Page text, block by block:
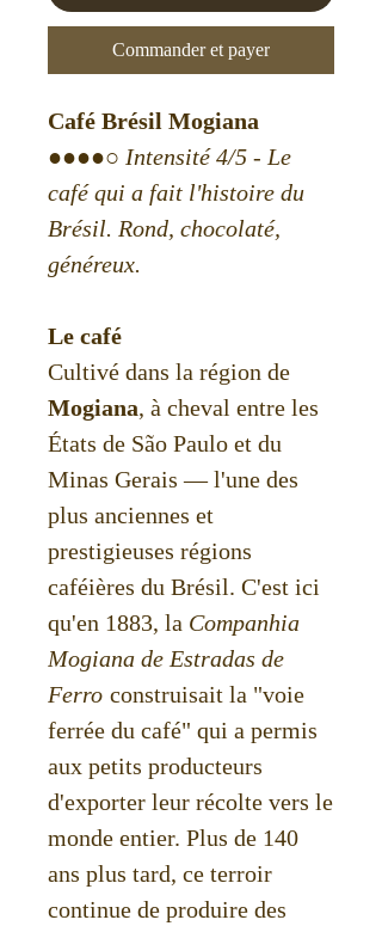
Commander et payer
Café Brésil Mogiana
●●●●○ Intensité 4/5 - Le
café qui a fait l'histoire du
Brésil. Rond, chocolaté,
généreux.
Le café
Cultivé dans la région de
Mogiana, à cheval entre les
États de São Paulo et du
Minas Gerais — l'une des
plus anciennes et
prestigieuses régions
caféières du Brésil. C'est ici
qu'en 1883, la Companhia
Mogiana de Estradas de
Ferro construisait la "voie
ferrée du café" qui a permis
aux petits producteurs
d'exporter leur récolte vers le
monde entier. Plus de 140
ans plus tard, ce terroir
continue de produire des